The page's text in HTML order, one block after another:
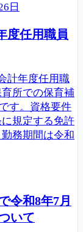
日
度任用職員
計年度任用職
所での保育補
す。資格要件
規定する免許
務期間は令和
令和8年7月
いて